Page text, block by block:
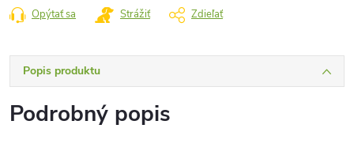
Opýtať sa Strážiť Zdieľať
Popis produktu
Podrobný popis